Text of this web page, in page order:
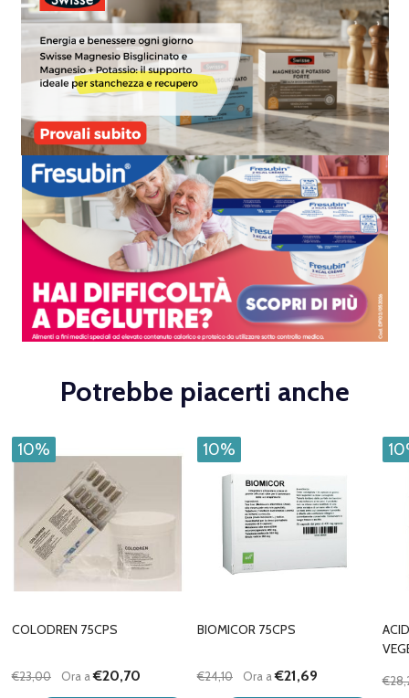
Potrebbe piacerti anche
10%
COLODREN 75CPS
€23,00 Ora a€20,70
10%
BIOMICOR 75CPS
€24,10 Ora a€21,69